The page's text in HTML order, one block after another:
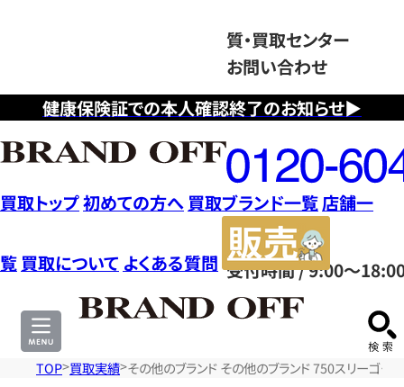
健康保険証での本人確認終了のお知らせ▶
質・買取センター
お問い合わせ
フ
リ
ー
ダ
イ
ヤ
ル
0120604117
受付時間 / 9:00～
買取トップ初めての方へ 買取ブランド一覧店舗一
覧 買取について よくある質問
サ
TOP 買取実績 その他のブランド その他のブランド 750スリーゴ